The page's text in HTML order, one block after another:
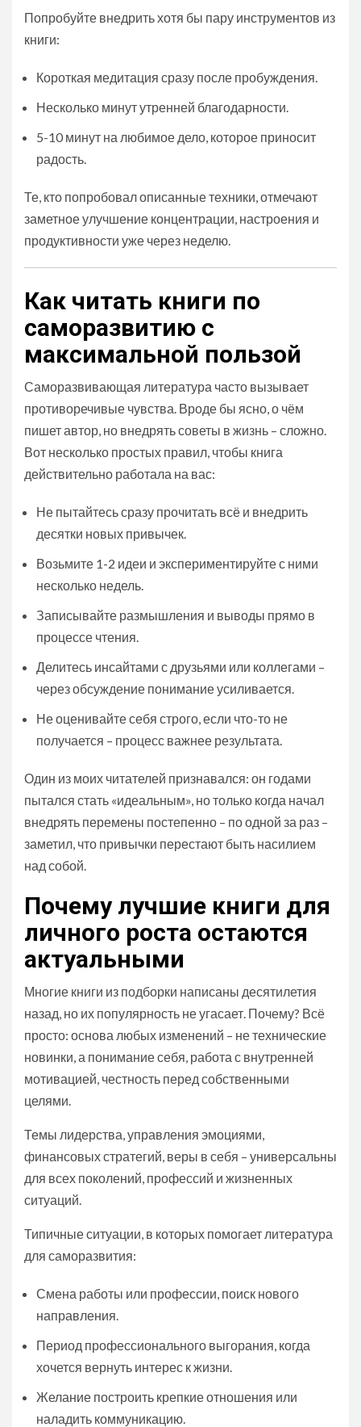
Попробуйте внедрить хотя бы пару инструментов из
книги:
Короткая медитация сразу после пробуждения.
Несколько минут утренней благодарности.
5-10 минут на любимое дело, которое приносит
радость.
Те, кто попробовал описанные техники, отмечают
заметное улучшение концентрации, настроения и
продуктивности уже через неделю.
Как читать книги по
саморазвитию с
максимальной пользой
Саморазвивающая литература часто вызывает
противоречивые чувства. Вроде бы ясно, о чём
пишет автор, но внедрять советы в жизнь – сложно.
Вот несколько простых правил, чтобы книга
действительно работала на вас:
Не пытайтесь сразу прочитать всё и внедрить
десятки новых привычек.
Возьмите 1-2 идеи и экспериментируйте с ними
несколько недель.
Записывайте размышления и выводы прямо в
процессе чтения.
Делитесь инсайтами с друзьями или коллегами –
через обсуждение понимание усиливается.
Не оценивайте себя строго, если что-то не
получается – процесс важнее результата.
Один из моих читателей признавался: он годами
пытался стать «идеальным», но только когда начал
внедрять перемены постепенно – по одной за раз –
заметил, что привычки перестают быть насилием
над собой.
Почему лучшие книги для
личного роста остаются
актуальными
Многие книги из подборки написаны десятилетия
назад, но их популярность не угасает. Почему? Всё
просто: основа любых изменений – не технические
новинки, а понимание себя, работа с внутренней
мотивацией, честность перед собственными
целями.
Темы лидерства, управления эмоциями,
финансовых стратегий, веры в себя – универсальны
для всех поколений, профессий и жизненных
ситуаций.
Типичные ситуации, в которых помогает литература
для саморазвития:
Смена работы или профессии, поиск нового
направления.
Период профессионального выгорания, когда
хочется вернуть интерес к жизни.
Желание построить крепкие отношения или
наладить коммуникацию.